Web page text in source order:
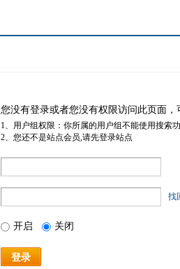
您没有登录或者您没有权限访问此页面
1、用户组权限：你所属的用户组不能使用搜索
2、您还不是站点会员,请先登录站点
找
开启 关闭
登录